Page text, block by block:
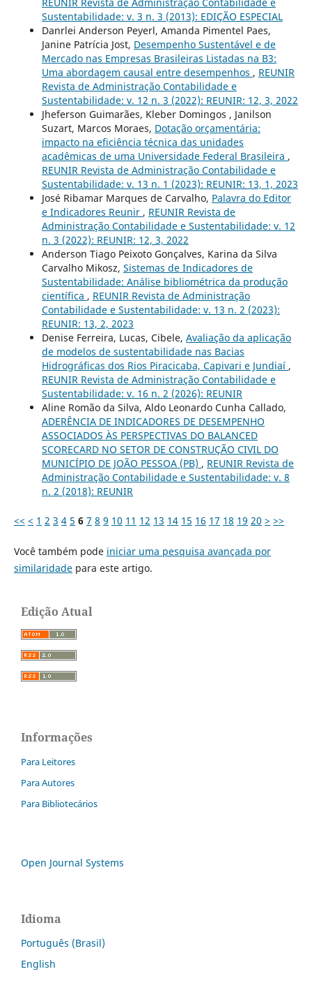
REUNIR Revista de Administração Contabilidade e
Sustentabilidade: v. 3 n. 3 (2013): EDIÇÃO ESPECIAL
Danrlei Anderson Peyerl, Amanda Pimentel Paes,
Janine Patrícia Jost, Desempenho Sustentável e de
Mercado nas Empresas Brasileiras Listadas na B3:
Uma abordagem causal entre desempenhos , REUNIR
Revista de Administração Contabilidade e
Sustentabilidade: v. 12 n. 3 (2022): REUNIR: 12, 3, 2022
Jheferson Guimarães, Kleber Domingos , Janilson
Suzart, Marcos Moraes, Dotação orçamentária:
impacto na eficiência técnica das unidades
acadêmicas de uma Universidade Federal Brasileira ,
REUNIR Revista de Administração Contabilidade e
Sustentabilidade: v. 13 n. 1 (2023): REUNIR: 13, 1, 2023
José Ribamar Marques de Carvalho, Palavra do Editor
e Indicadores Reunir , REUNIR Revista de
Administração Contabilidade e Sustentabilidade: v. 12
n. 3 (2022): REUNIR: 12, 3, 2022
Anderson Tiago Peixoto Gonçalves, Karina da Silva
Carvalho Mikosz, Sistemas de Indicadores de
Sustentabilidade: Análise bibliométrica da produção
científica , REUNIR Revista de Administração
Contabilidade e Sustentabilidade: v. 13 n. 2 (2023):
REUNIR: 13, 2, 2023
Denise Ferreira, Lucas, Cibele, Avaliação da aplicação
de modelos de sustentabilidade nas Bacias
Hidrográficas dos Rios Piracicaba, Capivari e Jundiaí ,
REUNIR Revista de Administração Contabilidade e
Sustentabilidade: v. 16 n. 2 (2026): REUNIR
Aline Romão da Silva, Aldo Leonardo Cunha Callado,
ADERÊNCIA DE INDICADORES DE DESEMPENHO
ASSOCIADOS ÀS PERSPECTIVAS DO BALANCED
SCORECARD NO SETOR DE CONSTRUÇÃO CIVIL DO
MUNICÍPIO DE JOÃO PESSOA (PB) , REUNIR Revista de
Administração Contabilidade e Sustentabilidade: v. 8
n. 2 (2018): REUNIR
<< < 1 2 3 4 5 6 7 8 9 10 11 12 13 14 15 16 17 18 19 20 > >>
Você também pode iniciar uma pesquisa avançada por
similaridadepara este artigo.
Edição Atual
Informações
Para Leitores
Para Autores
Para Bibliotecários
Open Journal Systems
Idioma
Português (Brasil)
English